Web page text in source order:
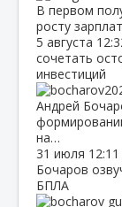
В первом
росту
5 августа
сочетать
инвестиций
Андрей
на…
31 июля 12:11
Бочаров
БПЛА